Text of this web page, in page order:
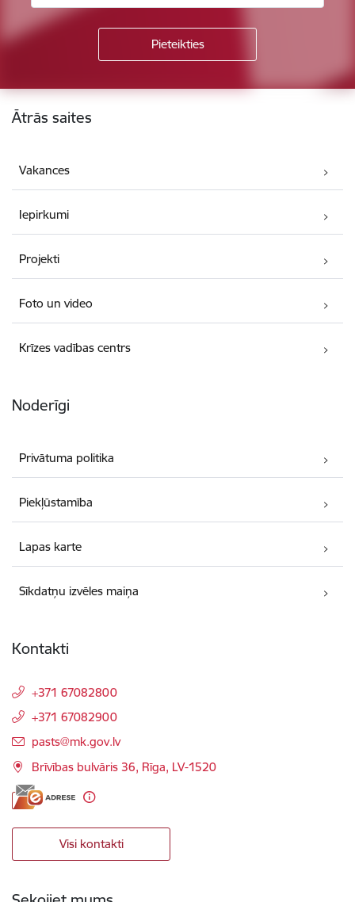
Kājene
Ātrās saites
Vakances
Iepirkumi
Projekti
Foto un video
Krīzes vadības centrs
Noderīgi
Privātuma politika
Piekļūstamība
Lapas karte
Sīkdatņu izvēles maiņa
Kontakti
+371 67082800
+371 67082900
E-pasts:
pasts@mk.gov.lv
Brīvības bulvāris 36, Rīga, LV-1520
Visi kontakti